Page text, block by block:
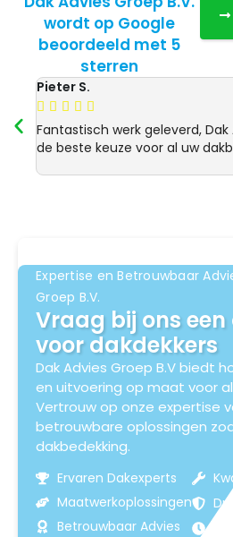
wordt op Google
beoordeeld met 5
sterren
Pieter S.
    
Fantastisch werk geleverd, Dak
de beste keuze voor al uw
Expertise en Betrouwbaar
Groep B.V.
Vraag bij ons
voor dakdekkers
Dak Advies Groep B.V biedt
en uitvoering op maat voor
Vertrouw op onze expertise
betrouwbare oplossingen
dakbedekking.
Ervaren Dakexperts
Maatwerkoplossingen
Betrouwbaar Advies